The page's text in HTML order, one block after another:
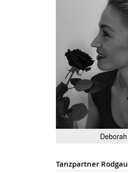
Deborah
Tanzpartner Rodgau